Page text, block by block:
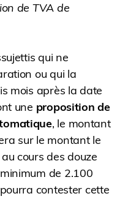
de TVA de
qui ne
ou qui la
mois après la date
une proposition de
, le montant
sur le montant le
cours des douze
de 2.100
contester cette